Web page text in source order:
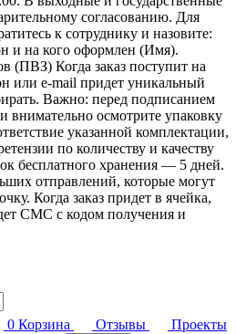
согласованию. Для
к сотруднику и назовите:
и на кого оформлен (Имя).
(ПВЗ) Когда заказ поступит на
или e-mail придет уникальный
Важно: перед подписанием
внимательно осмотрите упаковку
указанной комплектации,
по количеству и качеству
бесплатного хранения — 5 дней.
отправлений, которые могут
Когда заказ придет в ячейка,
СМС с кодом получения и
0 Корзина Отзывы
Проекты